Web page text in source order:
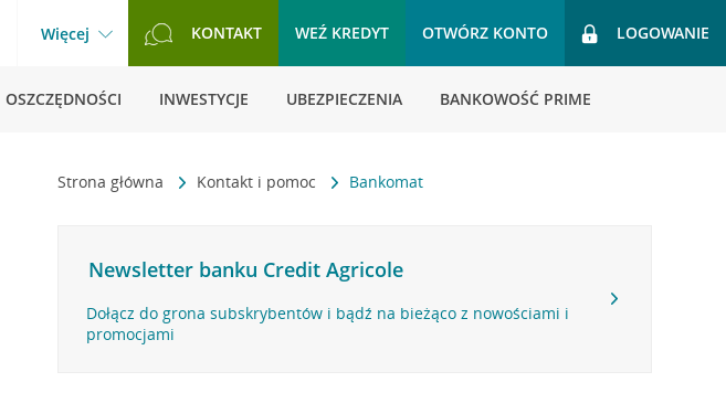
Więcej KONTAKT WEŹ KREDYT OTWÓRZ KONTO LOGOWANIE
OSZCZĘDNOŚCI INWESTYCJE UBEZPIECZENIA BANKOWOŚĆ PRIME
Strona główna Kontakt i pomoc Bankomat
Newsletter banku Credit Agricole
Dołącz do grona subskrybentów i bądź na bieżąco z nowościami i
promocjami